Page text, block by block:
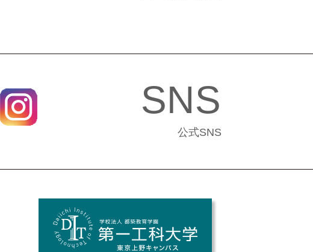
SNS
公式SNS